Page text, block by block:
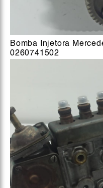
Bomba Injetora
0260741502